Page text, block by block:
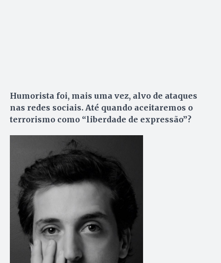
Humorista foi, mais uma vez, alvo de ataques
nas redes sociais. Até quando aceitaremos o
terrorismo como “liberdade de expressão”?